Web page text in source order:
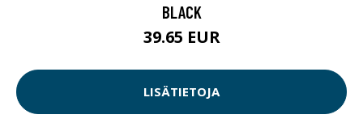
BLACK
39.65 EUR
LISÄTIETOJA